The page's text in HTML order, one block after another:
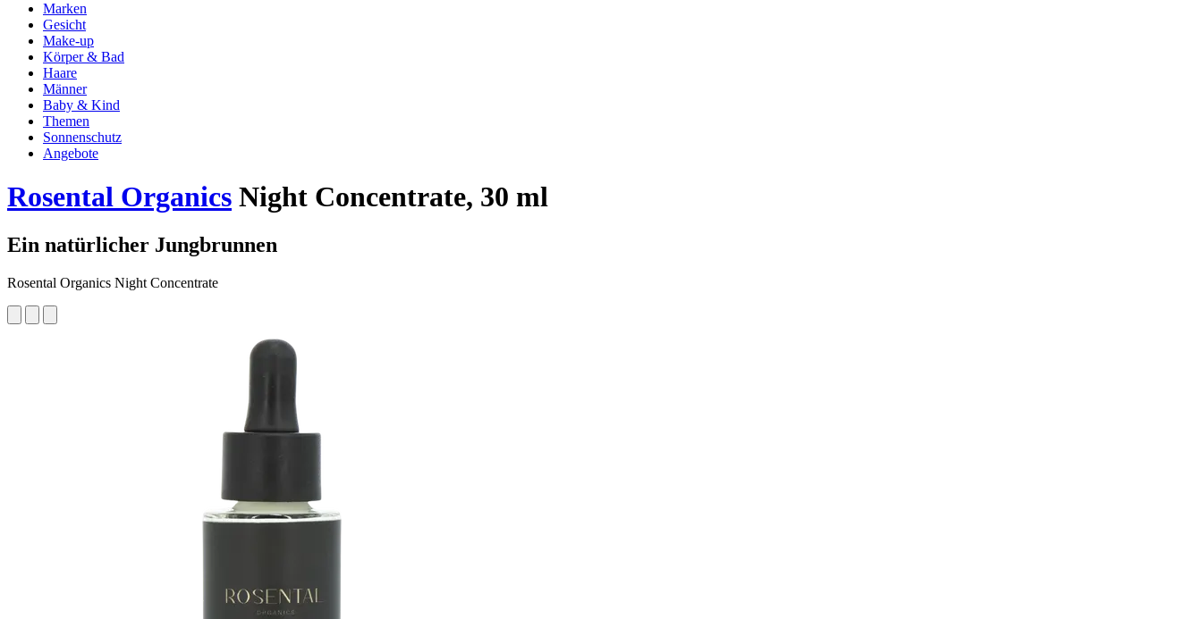
Marken
Gesicht
Make-up
Körper & Bad
Haare
Männer
Baby & Kind
Themen
Sonnenschutz
Angebote
Rosental Organics Night Concentrate, 30 ml
Ein natürlicher Jungbrunnen
Rosental Organics Night Concentrate